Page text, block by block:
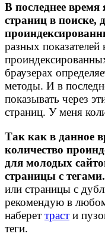
В последнее время
страниц в поиске,
разных показателей
браузерах
методы. И в
показывать через
страниц. У меня
Так как в данное
количество
для молодых
страницы с тегами.
или страницы с
рекомендую в
наберет траст и
теги.